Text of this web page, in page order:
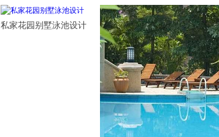
私家花园别墅泳池设计